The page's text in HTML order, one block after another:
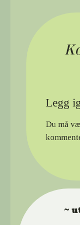
Legg
Du må
~